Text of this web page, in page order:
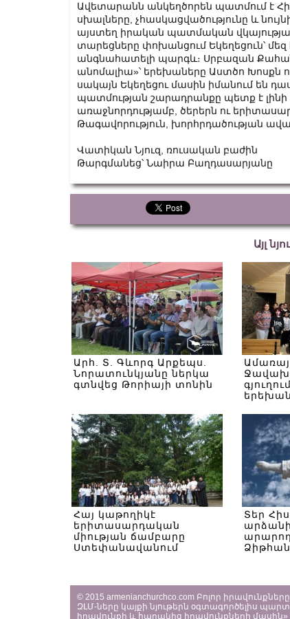
Ավետարանն անկեղծորեն պատմում է
սխալները, չհասկացվածությունը և
այստեղ իրական պատմական
տարեցները փոխանցում Եկեղեցուն՝
անգնահատելի պարգև։ Սրբազան
անոմալիա»՝ երեխաները Աստծո Խոսքն
սակայն Եկեղեցու մասին իմանում են
պատմության շարադրանքը պետք է լինի
առաջնորդությամբ, ծերերն ու
Թագավորություն, խորհրդածության
Վատիկան Նյուզ, ռուսական բաժին
Թարգմանեց՝ Նաիրա Բաղդասարյանը
Այլ
Արհ. Տ. Գևորգ Արքեպս.
Նորատունկյանը ներկա
գտնվեց Թորիայի տոնին
Հայ կաթողիկէ
երիտասարդական
միության ճամբարը
Ստեփանավանում
Տեր
© 2015 armenianchurchco.com Բոլոր
ԶԼՄ-ները կայքի նյութերն օգտագործելիս
իրավունքի և հարակից իրավունքների մասին»